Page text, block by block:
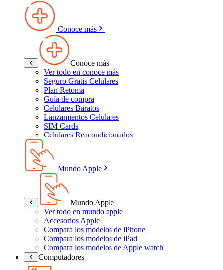
Conoce más
Conoce más
Ver todo en conoce más
Seguro Gratis Celulares
Plan Retoma
Guía de compra
Celulares Baratos
Lanzamientos Celulares
SIM Cards
Celulares Reacondicionados
Mundo Apple
Mundo Apple
Ver todo en mundo apple
Accesorios Apple
Compara los modelos de iPhone
Compara los modelos de iPad
Compara los modelos de Apple watch
Computadores